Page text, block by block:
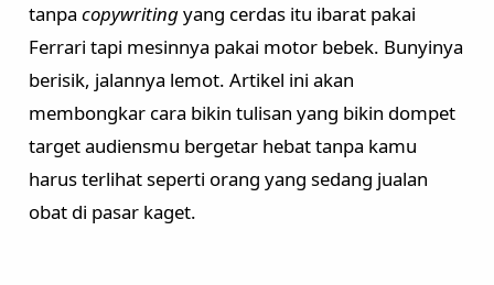
Hair Mask
Hair Serum
Conditioner
Hair Oil
Shampoo
Pregnancy Skin Care
tanpa copywritingyang cerdas itu ibarat pakai
Ferrari tapi mesinnya pakai motor bebek. Bunyinya
berisik, jalannya lemot. Artikel ini akan
membongkar cara bikin tulisan yang bikin dompet
target audiensmu bergetar hebat tanpa kamu
harus terlihat seperti orang yang sedang jualan
obat di pasar kaget.